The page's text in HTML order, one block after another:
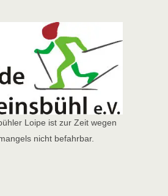
Loipe ist zur Zeit wegen
nicht befahrbar.